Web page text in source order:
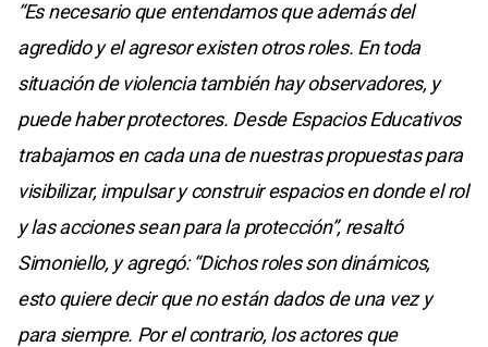
“Es necesario que entendamos que además del
agredido y el agresor existen otros roles. En toda
situación de violencia también hay observadores, y
puede haber protectores. Desde Espacios Educativos
trabajamos en cada una de nuestras propuestas para
visibilizar, impulsar y construir espacios en donde el rol
y las acciones sean para la protección”, resaltó
Simoniello, y agregó: “Dichos roles son dinámicos,
esto quiere decir que no están dados de una vez y
para siempre. Por el contrario, los actores que